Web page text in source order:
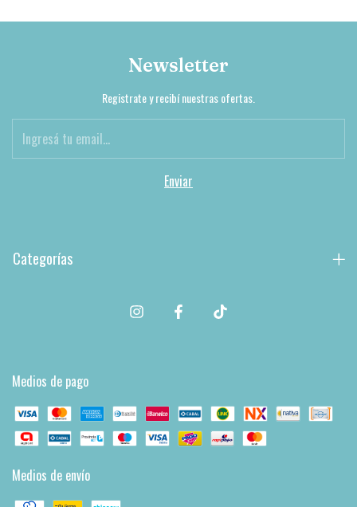
Newsletter
Registrate y recibí nuestras ofertas.
Categorías
Medios de pago
Medios de envío